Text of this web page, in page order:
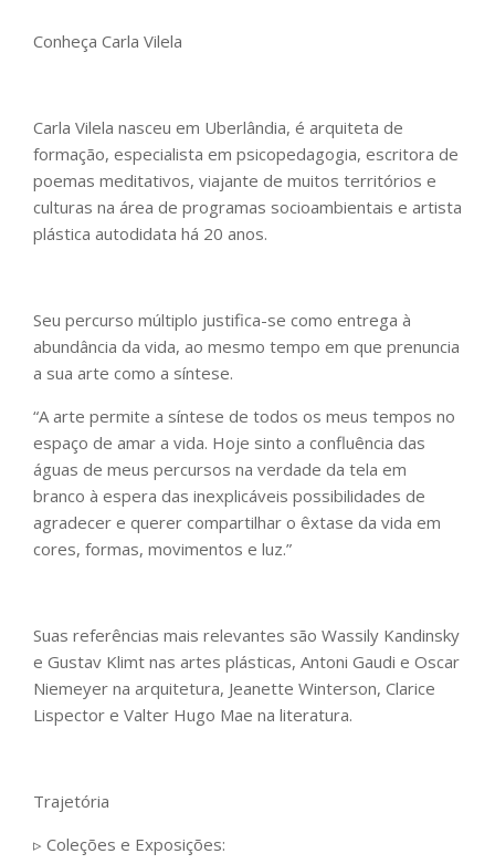
Conheça Carla Vilela
Carla Vilela nasceu em Uberlândia, é arquiteta de
formação, especialista em psicopedagogia, escritora de
poemas meditativos, viajante de muitos territórios e
culturas na área de programas socioambientais e artista
plástica autodidata há 20 anos.
Seu percurso múltiplo justifica-se como entrega à
abundância da vida, ao mesmo tempo em que prenuncia
a sua arte como a síntese.
“A arte permite a síntese de todos os meus tempos no
espaço de amar a vida. Hoje sinto a confluência das
águas de meus percursos na verdade da tela em
branco à espera das inexplicáveis possibilidades de
agradecer e querer compartilhar o êxtase da vida em
cores, formas, movimentos e luz.”
Suas referências mais relevantes são Wassily Kandinsky
e Gustav Klimt nas artes plásticas, Antoni Gaudi e Oscar
Niemeyer na arquitetura, Jeanette Winterson, Clarice
Lispector e Valter Hugo Mae na literatura.
Trajetória
▹ Coleções e Exposições: